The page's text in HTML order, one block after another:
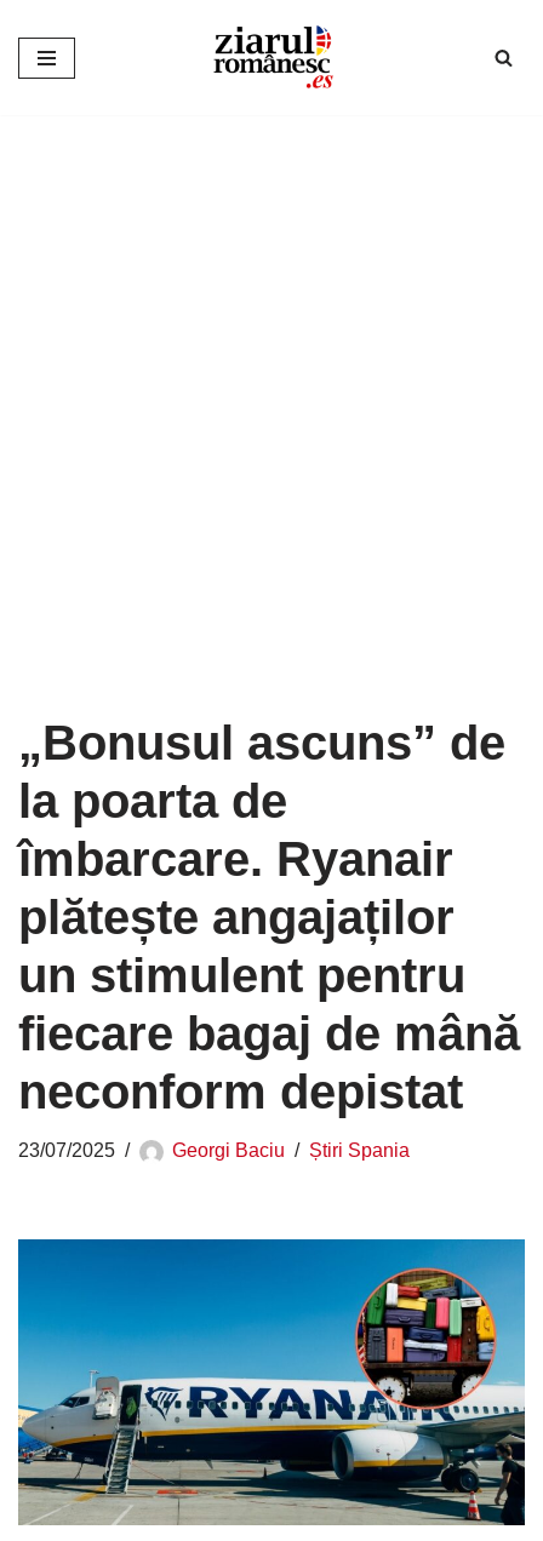
Sari
„Bonusul ascuns” de
la poarta de
îmbarcare. Ryanair
plătește angajaților
un stimulent pentru
fiecare bagaj de mână
neconform depistat
23/07/2025 Georgi Baciu Știri Spania